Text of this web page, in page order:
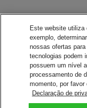
Este website utiliza
exemplo,
nossas ofertas
tecnologias podem
possuem um nível
processamento de
momento, por favor
Declaração de